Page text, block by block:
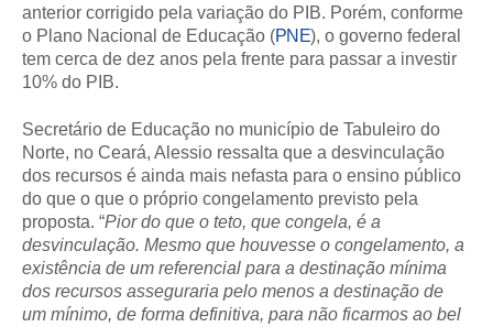
anterior corrigido pela variação do PIB. Porém, conforme
o Plano Nacional de Educação (PNE), o governo federal
tem cerca de dez anos pela frente para passar a investir
10% do PIB.
Secretário de Educação no município de Tabuleiro do
Norte, no Ceará, Alessio ressalta que a desvinculação
dos recursos é ainda mais nefasta para o ensino público
do que o que o próprio congelamento previsto pela
proposta. “Pior do que o teto, que congela, é a
desvinculação. Mesmo que houvesse o congelamento, a
existência de um referencial para a destinação mínima
dos recursos asseguraria pelo menos a destinação de
um mínimo, de forma definitiva, para não ficarmos ao bel